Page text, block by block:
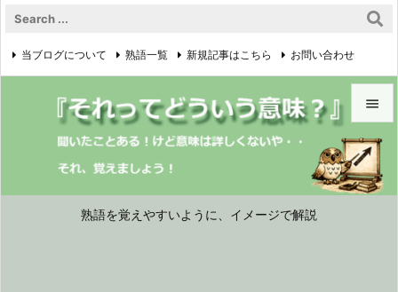
熟語を覚えやすいように、イメージで解説


メニュ

当ブログについて 熟語一覧 新規記事はこちら お問い合わせ
プライバシーポリシー 